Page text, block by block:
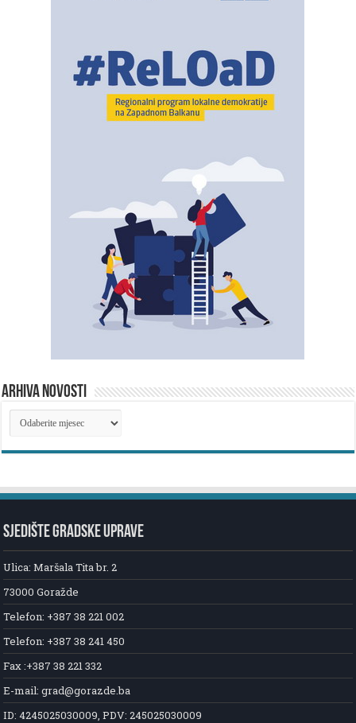
ARHIVA NOVOSTI
ARHIVA
NOVOSTI
SJEDIŠTE GRADSKE UPRAVE
Ulica: Maršala Tita br. 2
73000 Goražde
Telefon: +387 38 221 002
Telefon: +387 38 241 450
Fax :+387 38 221 332
E-mail: grad@gorazde.ba
ID: 4245025030009, PDV: 245025030009